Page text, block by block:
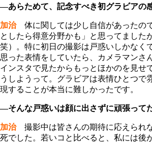
―あらためて、記念すべき初グラビアの
加治体に関しては少し自信があったの
としたら得意分野かも」と思ってました
笑）。特に初日の撮影は戸惑いしかなく
思った表情をしていたら、カメラマンさ
インスタで見たからもっとほかのを見せ
うしようって。グラビアは表情ひとつで
現することが本当に難しかったです。
―そんな戸惑いは顔に出さずに頑張って
加治撮影中は皆さんの期待に応えられ
死でした。若いコと比べると、私には後